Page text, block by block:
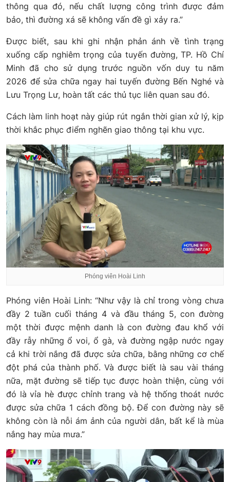
thông qua đó, nếu chất lượng công trình được đảm
bảo, thì đường xá sẽ không vấn đề gì xảy ra.”
Được biết, sau khi ghi nhận phản ánh về tình trạng
xuống cấp nghiêm trọng của tuyến đường, TP. Hồ Chí
Minh đã cho sử dụng trước nguồn vốn duy tu năm
2026 để sửa chữa ngay hai tuyến đường Bến Nghé và
Lưu Trọng Lư, hoàn tất các thủ tục liên quan sau đó.
Cách làm linh hoạt này giúp rút ngắn thời gian xử lý, kịp
thời khắc phục điểm nghẽn giao thông tại khu vực.
Phóng viên Hoài Linh
Phóng viên Hoài Linh: “Như vậy là chỉ trong vòng chưa
đầy 2 tuần cuối tháng 4 và đầu tháng 5, con đường
một thời được mệnh danh là con đường đau khổ với
đầy rẫy những ổ voi, ổ gà, và đường ngập nước ngay
cả khi trời nắng đã được sửa chữa, bằng những cơ chế
đột phá của thành phố. Và được biết là sau vài tháng
nữa, mặt đường sẽ tiếp tục được hoàn thiện, cùng với
đó là vỉa hè được chỉnh trang và hệ thống thoát nước
được sửa chữa 1 cách đồng bộ. Để con đường này sẽ
không còn là nỗi ám ảnh của người dân, bất kể là mùa
nắng hay mùa mưa.”